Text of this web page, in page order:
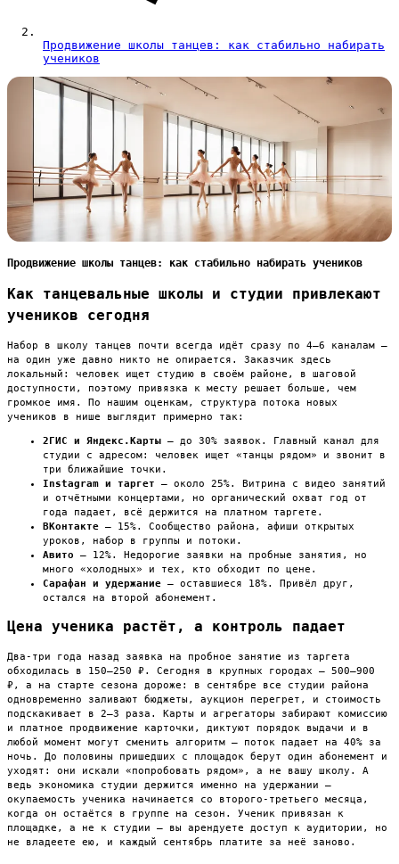
Продвижение школы танцев: как стабильно набирать
учеников
Продвижение школы танцев: как стабильно набирать учеников
Как танцевальные школы и студии привлекают
учеников сегодня
Набор в школу танцев почти всегда идёт сразу по 4–6 каналам —
на один уже давно никто не опирается. Заказчик здесь
локальный: человек ищет студию в своём районе, в шаговой
доступности, поэтому привязка к месту решает больше, чем
громкое имя. По нашим оценкам, структура потока новых
учеников в нише выглядит примерно так:
2ГИС и Яндекс.Карты — до 30% заявок. Главный канал для
студии с адресом: человек ищет «танцы рядом» и звонит в
три ближайшие точки.
Instagram и таргет — около 25%. Витрина с видео занятий
и отчётными концертами, но органический охват год от
года падает, всё держится на платном таргете.
ВКонтакте — 15%. Сообщество района, афиши открытых
уроков, набор в группы и потоки.
Авито — 12%. Недорогие заявки на пробные занятия, но
много «холодных» и тех, кто обходит по цене.
Сарафан и удержание — оставшиеся 18%. Привёл друг,
остался на второй абонемент.
Цена ученика растёт, а контроль падает
Два-три года назад заявка на пробное занятие из таргета
обходилась в 150–250 ₽. Сегодня в крупных городах — 500–900
₽, а на старте сезона дороже: в сентябре все студии района
одновременно заливают бюджеты, аукцион перегрет, и стоимость
подскакивает в 2–3 раза. Карты и агрегаторы забирают комиссию
и платное продвижение карточки, диктуют порядок выдачи и в
любой момент могут сменить алгоритм — поток падает на 40% за
ночь. До половины пришедших с площадок берут один абонемент и
уходят: они искали «попробовать рядом», а не вашу школу. А
ведь экономика студии держится именно на удержании —
окупаемость ученика начинается со второго-третьего месяца,
когда он остаётся в группе на сезон. Ученик привязан к
площадке, а не к студии — вы арендуете доступ к аудитории, но
не владеете ею, и каждый сентябрь платите за неё заново.